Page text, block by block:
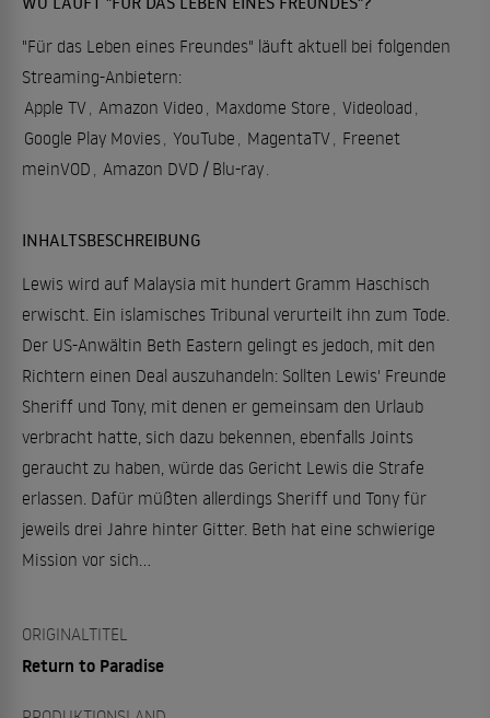
"Für das Leben eines Freundes" läuft aktuell bei folgenden
Streaming-Anbietern:
Apple TV, Amazon Video , Maxdome Store , Videoload ,
Google Play Movies, YouTube , MagentaTV, Freenet
meinVOD , Amazon DVD / Blu-ray.
INHALTSBESCHREIBUNG
Lewis wird auf Malaysia mit hundert Gramm Haschisch
erwischt. Ein islamisches Tribunal verurteilt ihn zum Tode.
Der US-Anwältin Beth Eastern gelingt es jedoch, mit den
Richtern einen Deal auszuhandeln: Sollten Lewis' Freunde
Sheriff und Tony, mit denen er gemeinsam den Urlaub
verbracht hatte, sich dazu bekennen, ebenfalls Joints
geraucht zu haben, würde das Gericht Lewis die Strafe
erlassen. Dafür müßten allerdings Sheriff und Tony für
jeweils drei Jahre hinter Gitter. Beth hat eine schwierige
Mission vor sich...
ORIGINALTITEL
Return to Paradise